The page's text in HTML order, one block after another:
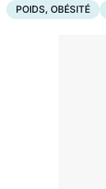
POIDS, OBÉSITÉ